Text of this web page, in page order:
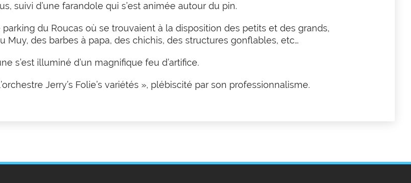
suivi d’une farandole qui s’est animée autour du pin.
du Roucas où se trouvaient à la disposition des petits et des grands,
des barbes à papa, des chichis, des structures gonflables, etc…
s’est illuminé d’un magnifique feu d’artifice.
Jerry’s Folie’s variétés », plébiscité par son professionnalisme.